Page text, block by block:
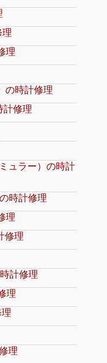
理
理
の時計修理
計修理
ュラー）の時計
時計修理
理
修理
計修理
理
理